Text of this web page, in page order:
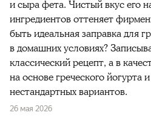
и сыра фета. Чистый вкус его
ингредиентов оттеняет
быть идеальная заправка для
в домашних условиях?
классический рецепт, а в
на основе греческого йогурта
нестандартных вариантов.
26 мая 2026